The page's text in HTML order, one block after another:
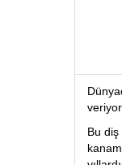
veriyor.
Bu diş